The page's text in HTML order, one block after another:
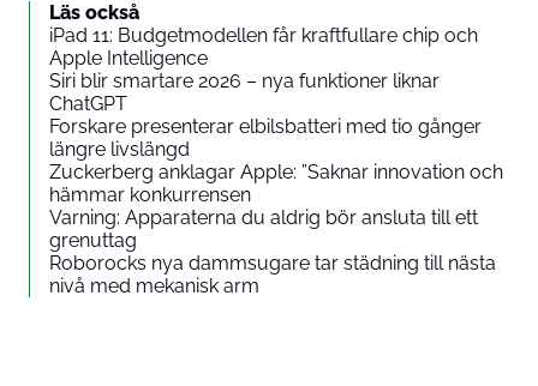
Läs också
iPad 11: Budgetmodellen får kraftfullare chip och
Apple Intelligence
Siri blir smartare 2026 – nya funktioner liknar
ChatGPT
Forskare presenterar elbilsbatteri med tio gånger
längre livslängd
Zuckerberg anklagar Apple: ”Saknar innovation och
hämmar konkurrensen
Varning: Apparaterna du aldrig bör ansluta till ett
grenuttag
Roborocks nya dammsugare tar städning till nästa
nivå med mekanisk arm